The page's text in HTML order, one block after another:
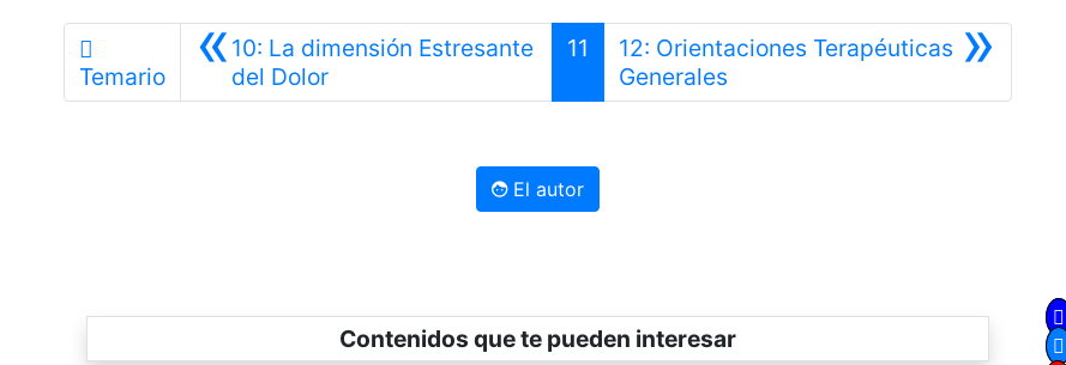
Temario «10: La dimensión Estresante
del DolorAnterior
11 »
12: Orientaciones Terapéuticas
Generales
El autor
Contenidos que te pueden interesar